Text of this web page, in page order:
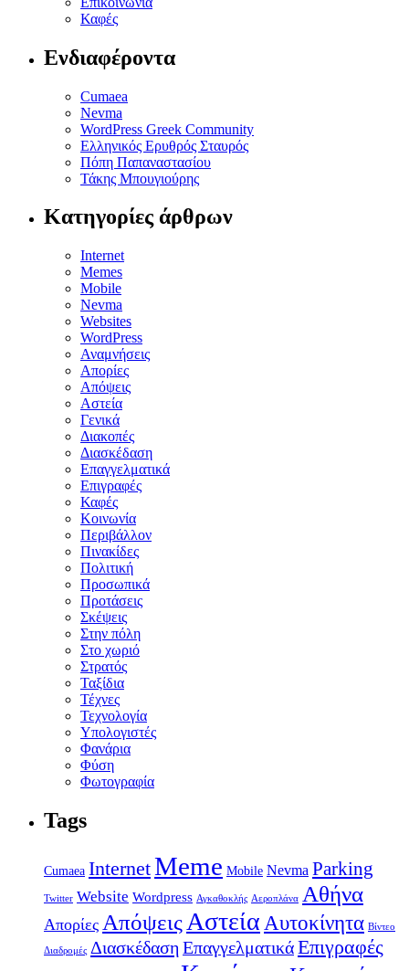
Καφές
Ενδιαφέροντα
Cumaea
Nevma
WordPress Greek Community
Ελληνικός Ερυθρός Σταυρός
Πόπη Παπαναστασίου
Τάκης Μπουγιούρης
Κατηγορίες άρθρων
Internet
Memes
Mobile
Nevma
Websites
WordPress
Αναμνήσεις
Απορίες
Απόψεις
Αστεία
Γενικά
Διακοπές
Διασκέδαση
Επαγγελματικά
Επιγραφές
Καφές
Κοινωνία
Περιβάλλον
Πινακίδες
Πολιτική
Προσωπικά
Προτάσεις
Σκέψεις
Στην πόλη
Στο χωριό
Στρατός
Ταξίδια
Τέχνες
Τεχνολογία
Υπολογιστές
Φανάρια
Φύση
Φωτογραφία
Tags
Cumaea InternetMeme Mobile Nevma Parking
Twitter Website Wordpress Αγκαθοκλής Αεροπλάνα Αθήνα
Απορίες Απόψεις Αστεία Αυτοκίνητα Βίντεο
Διαδρομές Διασκέδαση ΕπαγγελματικάΕπιγραφές